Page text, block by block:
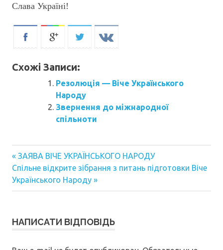
Слава Україні!
Схожі Записи:
Резолюція — Віче Українського
Народу
Звернення до міжнародної
спільноти
Навигация
по
« ЗАЯВА ВІЧЕ УКРАЇНСЬКОГО НАРОДУ
Спільне відкрите зібрання з питань підготовки Віче
Українського Народу »
НАПИСАТИ ВІДПОВІДЬ